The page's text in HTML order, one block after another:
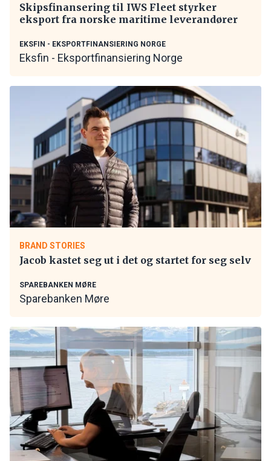
Skipsfinansering til IWS Fleet styrker
eksport fra norske maritime leverandører
EKSFIN - EKSPORTFINANSIERING NORGE
Eksfin - Eksportfinansiering Norge
BRAND STORIES
Jacob kastet seg ut i det og startet for seg selv
SPAREBANKEN MØRE
Sparebanken Møre